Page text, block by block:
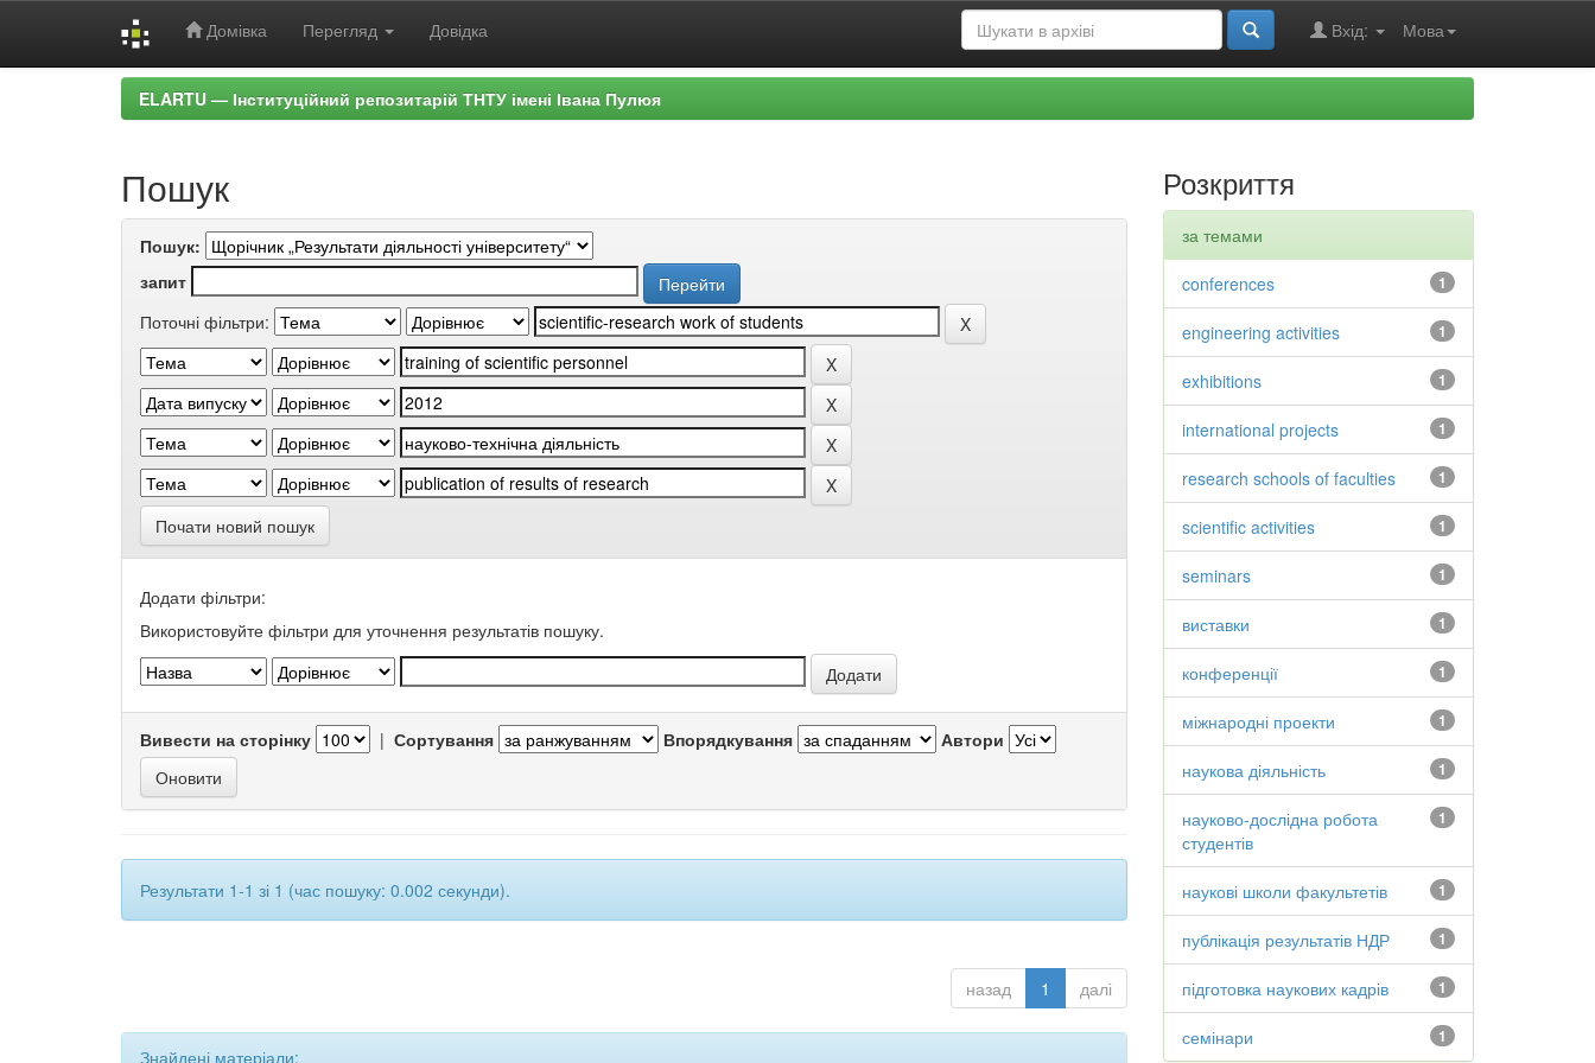
Домівка Перегляд Довідка Мова
Вхід:
ELARTU — Інституційний репозитарій ТНТУ імені Івана Пулюя
Пошук
Пошук:
запит
Поточні фільтри:
Почати новий пошук
Додати фільтри:
Використовуйте фільтри для уточнення результатів пошуку.
Вивести на сторінку | Сортування Впорядкування Автори
Результати 1-1 зі 1 (час пошуку: 0.002 секунди).
назад 1 далі
Знайдені матеріали:
Розкриття
за темами
1
conferences
1
engineering activities
1
exhibitions
1
international projects
1
research schools of faculties
1
scientific activities
1
seminars
1
виставки
1
конференції
1
міжнародні проекти
1
наукова діяльність
1
науково-дослідна робота
студентів
1
наукові школи факультетів
1
публікація результатів НДР
1
підготовка наукових кадрів
1
семінари